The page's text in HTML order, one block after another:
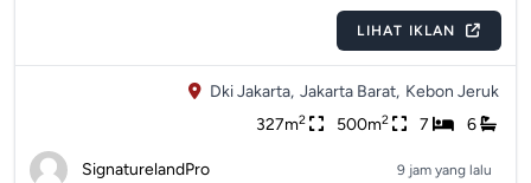
LIHAT IKLAN
Dki Jakarta, Jakarta Barat, Kebon Jeruk
327m2 500m2 7 6
SignaturelandPro 9 jam yang lalu